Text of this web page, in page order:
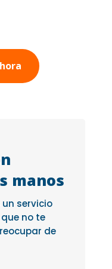
manos
un servicio
no te
de